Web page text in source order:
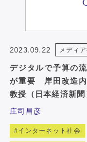
2023.09.22 メディ
デジタルで予算の
が重要 岸田改造
教授（日本経済新聞
庄司昌彦
インターネット社会